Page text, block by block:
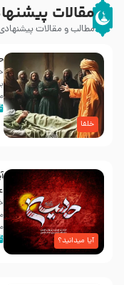
مقالات
مطالب و مقالات
خلفا
آیا میدانید؟